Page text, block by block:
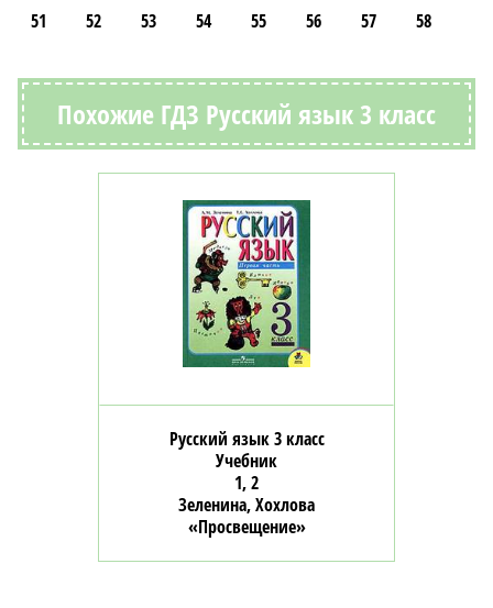
51
52 53 54 55 56 57 58
Похожие ГДЗ Русский язык 3 класс
Русский язык 3 класс
Учебник
1, 2
Зеленина, Хохлова
«Просвещение»